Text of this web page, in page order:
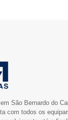
São Bernardo do
com todos os